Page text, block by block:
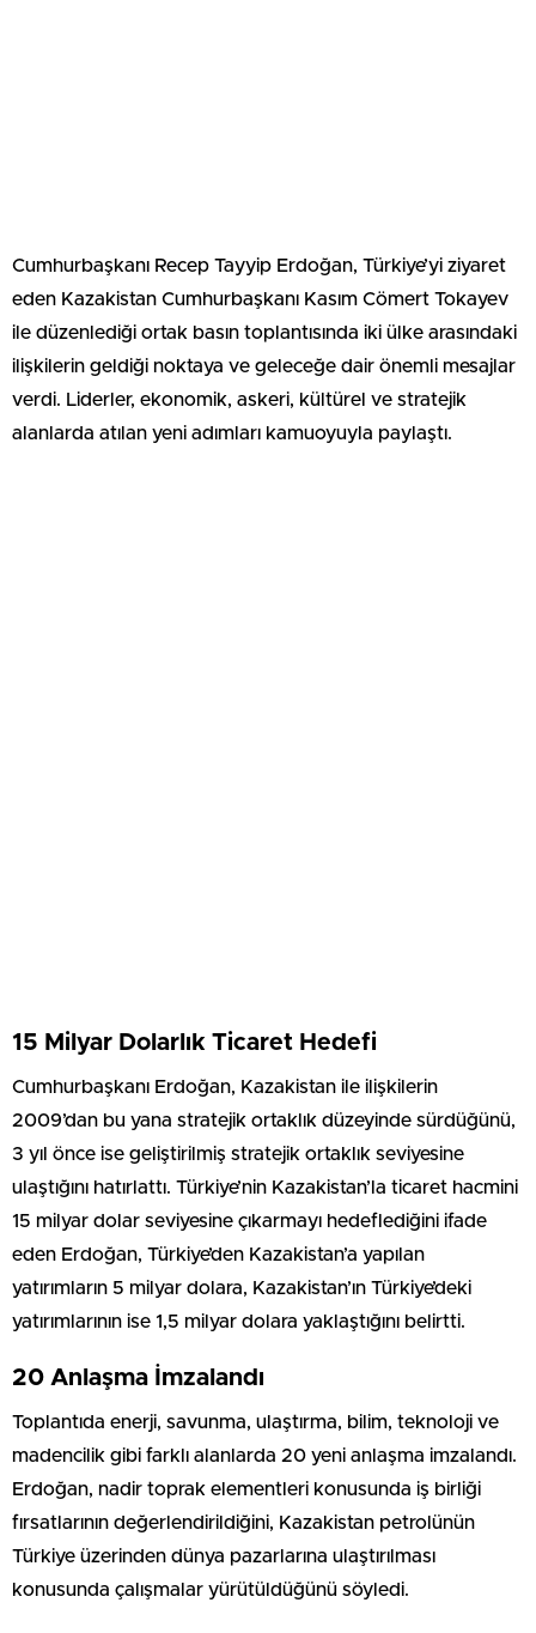
Cumhurbaşkanı Recep Tayyip Erdoğan, Türkiye’yi ziyaret
eden Kazakistan Cumhurbaşkanı Kasım Cömert Tokayev
ile düzenlediği ortak basın toplantısında iki ülke arasındaki
ilişkilerin geldiği noktaya ve geleceğe dair önemli mesajlar
verdi. Liderler, ekonomik, askeri, kültürel ve stratejik
alanlarda atılan yeni adımları kamuoyuyla paylaştı.
15 Milyar Dolarlık Ticaret Hedefi
Cumhurbaşkanı Erdoğan, Kazakistan ile ilişkilerin
2009’dan bu yana stratejik ortaklık düzeyinde sürdüğünü,
3 yıl önce ise geliştirilmiş stratejik ortaklık seviyesine
ulaştığını hatırlattı. Türkiye’nin Kazakistan’la ticaret hacmini
15 milyar dolar seviyesine çıkarmayı hedeflediğini ifade
eden Erdoğan, Türkiye’den Kazakistan’a yapılan
yatırımların 5 milyar dolara, Kazakistan’ın Türkiye’deki
yatırımlarının ise 1,5 milyar dolara yaklaştığını belirtti.
20 Anlaşma İmzalandı
Toplantıda enerji, savunma, ulaştırma, bilim, teknoloji ve
madencilik gibi farklı alanlarda 20 yeni anlaşma imzalandı.
Erdoğan, nadir toprak elementleri konusunda iş birliği
fırsatlarının değerlendirildiğini, Kazakistan petrolünün
Türkiye üzerinden dünya pazarlarına ulaştırılması
konusunda çalışmalar yürütüldüğünü söyledi.